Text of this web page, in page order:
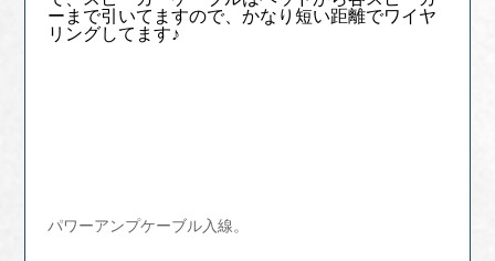
ーまで引いてますので、かなり短い距離でワイヤ
リングしてます♪
パワーアンプケーブル入線。